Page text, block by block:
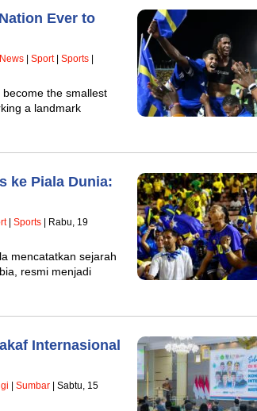
Ever to
News Sport| Sports
the smallest
a landmark
ke Piala Dunia:
| Sports | Rabu, 19
mencatatkan sejarah
resmi menjadi
Internasional
Sumbar | Sabtu, 15